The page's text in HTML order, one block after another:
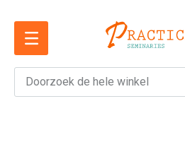
Ga
naar
inhoud